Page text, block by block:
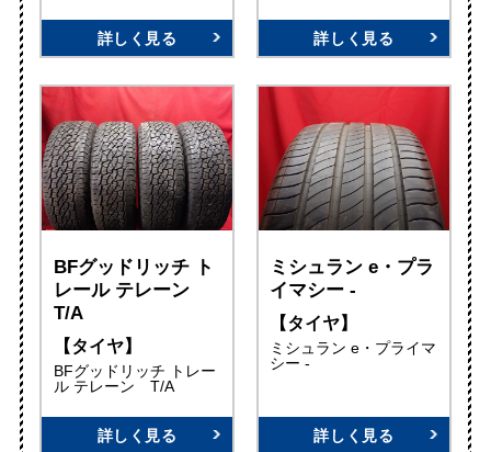
詳しく見る 詳しく見る
BFグッドリッチ ト
レール テレーン
T/A
【タイヤ】
BFグッドリッチ トレー
ル テレーン T/A
詳しく見る
ミシュラン e・プラ
イマシー -
【タイヤ】
ミシュラン e・プライマ
シー -
詳しく見る